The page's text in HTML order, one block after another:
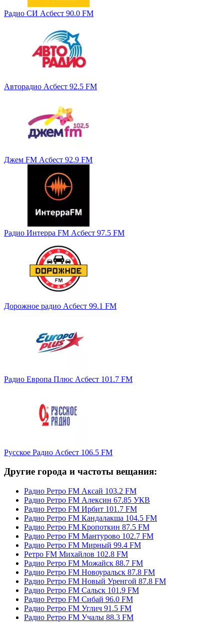
Радио СИ Асбест 90.0 FM
Авторадио Асбест 92.5 FM
Джем FM Асбест 92.9 FM
Радио Интерра FM Асбест 97.5 FM
Дорожное радио Асбест 99.1 FM
Радио Европа Плюс Асбест 101.7 FM
Русское Радио Асбест 106.5 FM
Другие города и частоты вещания:
Радио Ретро FM Аксай 103.2 FM
Радио Ретро FM Алексин 67.85 УКВ
Радио Ретро FM Ирбит 101.7 FM
Радио Ретро FM Кандалакша 104.5 FM
Радио Ретро FM Кропоткин 87.5 FM
Радио Ретро FM Мантурово 102.7 FM
Радио Ретро FM Мирный 99.4 FM
Ретро FM Михайлов 102.8 FM
Радио Ретро FM Можайск 88.7 FM
Радио Ретро FM Новоуральск 87.8 FM
Радио Ретро FM Новый Уренгой 87.8 FM
Радио Ретро FM Сальск 101.9 FM
Радио Ретро FM Сибай 96.0 FM
Радио Ретро FM Углич 91.5 FM
Радио Ретро FM Учалы 88.3 FM